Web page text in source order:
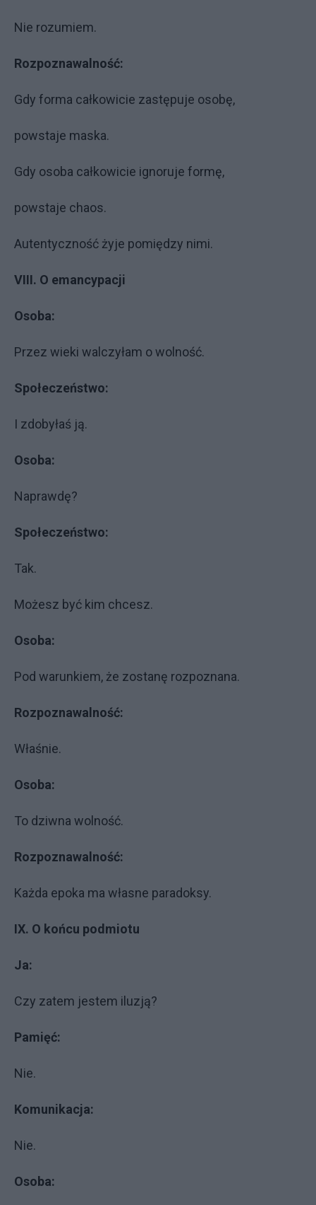
Nie rozumiem.
Rozpoznawalność:
Gdy forma całkowicie zastępuje osobę,
powstaje maska.
Gdy osoba całkowicie ignoruje formę,
powstaje chaos.
Autentyczność żyje pomiędzy nimi.
VIII. O emancypacji
Osoba:
Przez wieki walczyłam o wolność.
Społeczeństwo:
I zdobyłaś ją.
Osoba:
Naprawdę?
Społeczeństwo:
Tak.
Możesz być kim chcesz.
Osoba:
Pod warunkiem, że zostanę rozpoznana.
Rozpoznawalność:
Właśnie.
Osoba:
To dziwna wolność.
Rozpoznawalność:
Każda epoka ma własne paradoksy.
IX. O końcu podmiotu
Ja:
Czy zatem jestem iluzją?
Pamięć:
Nie.
Komunikacja:
Nie.
Osoba: